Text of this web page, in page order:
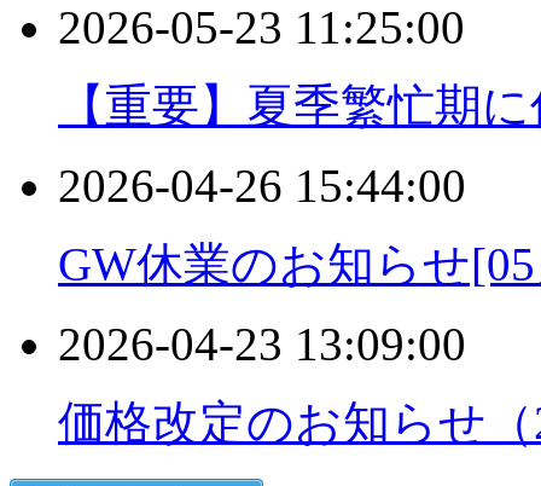
2026-05-23 11:25:00
【重要】夏季繁忙期
2026-04-26 15:44:00
GW休業のお知らせ
2026-04-23 13:09:00
価格改定のお知らせ